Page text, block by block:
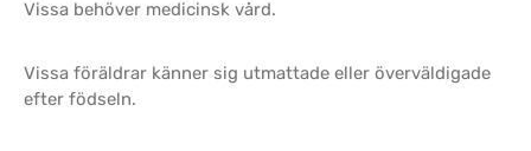
Vissa behöver medicinsk vård.
Vissa föräldrar känner sig utmattade eller överväldigade
efter födseln.